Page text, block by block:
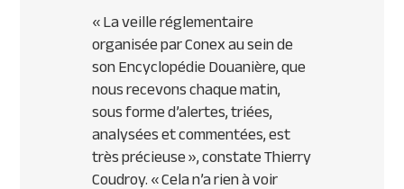
« La veille réglementaire
organisée par Conex au sein de
son Encyclopédie Douanière, que
nous recevons chaque matin,
sous forme d’alertes, triées,
analysées et commentées, est
très précieuse », constate Thierry
Coudroy. « Cela n’a rien à voir